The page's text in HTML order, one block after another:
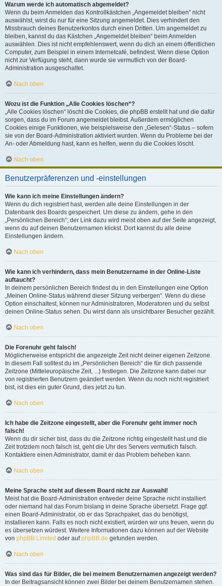
Warum werde ich automatisch abgemeldet?
Wenn du beim Anmelden das Kontrollkästchen „Angemeldet bleiben“ nicht
auswählst, wirst du nur für eine Sitzung angemeldet. Dies verhindert den
Missbrauch deines Benutzerkontos durch einen Dritten. Um angemeldet zu
bleiben, kannst du das Kästchen „Angemeldet bleiben“ beim Anmelden
auswählen. Dies ist nicht empfehlenswert, wenn du dich an einem öffentlichen
Computer, zum Beispiel in einem Internetcafé, befindest. Wenn diese Option
nicht zur Verfügung steht, dann wurde sie vermutlich von der Board-
Administration ausgeschaltet.
Nach oben
Wozu ist die Funktion „Alle Cookies löschen“?
„Alle Cookies löschen“ löscht die Cookies, die phpBB erstellt hat und die dafür
sorgen, dass du im Forum angemeldet bleibst. Außerdem ermöglichen
Cookies einige Funktionen, wie beispielsweise den „Gelesen“-Status – sofern
sie von der Board-Administration aktiviert wurden. Wenn du Probleme bei der
An- oder Abmeldung hast, kann es helfen, wenn du die Cookies löscht.
Nach oben
Benutzerpräferenzen und -einstellungen
Wie kann ich meine Einstellungen ändern?
Wenn du dich registriert hast, werden alle deine Einstellungen in der
Datenbank des Boards gespeichert. Um diese zu ändern, gehe in den
„Persönlichen Bereich“; der Link dazu wird meist oben auf der Seite angezeigt,
wenn du auf deinen Benutzernamen klickst. Dort kannst du alle deine
Einstellungen ändern.
Nach oben
Wie kann ich verhindern, dass mein Benutzername in der Online-Liste
auftaucht?
In deinem persönlichen Bereich findest du in den Einstellungen eine Option
„Meinen Online-Status während dieser Sitzung verbergen“. Wenn du diese
Option einschaltest, können nur Administratoren, Moderatoren und du selbst
deinen Online-Status sehen. Du wirst dann als unsichtbarer Besucher gezählt.
Nach oben
Die Forenuhr geht falsch!
Möglicherweise entspricht die angezeigte Zeit nicht deiner eigenen Zeitzone.
In diesem Fall solltest du im „Persönlichen Bereich“ die für dich passende
Zeitzone (Mitteleuropäische Zeit, ...) festlegen. Die Zeitzone kann dabei nur
von registrierten Benutzern geändert werden. Wenn du noch nicht registriert
bist, ist dies ein guter Grund, dies jetzt zu tun.
Nach oben
Ich habe die Zeitzone eingestellt, aber die Forenuhr geht immer noch
falsch!
Wenn du dir sicher bist, dass du die Zeitzone richtig eingestellt hast und die
Zeit trotzdem noch falsch ist, geht die Uhr des Servers vermutlich falsch.
Kontaktiere einen Administrator, damit er das Problem beheben kann.
Nach oben
Meine Sprache steht auf diesem Board nicht zur Auswahl!
Meist hat die Board-Administration entweder deine Sprache nicht installiert
oder niemand hat das Forum bislang in deine Sprache übersetzt. Frage ggf.
einen Board-Administrator, ob er das Sprachpaket, das du benötigst,
installieren kann. Falls es noch nicht existiert, würden wir uns freuen, wenn du
es übersetzen würdest. Weitere Informationen dazu können auf der Website
von phpBB Limited oder aufphpBB.de gefunden werden.
Nach oben
Was sind das für Bilder, die bei meinem Benutzernamen angezeigt werden?
In der Beitragsansicht können zwei Bilder bei deinem Benutzernamen stehen.